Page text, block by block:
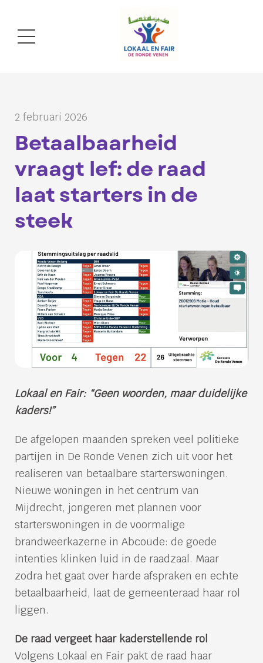
2 februari 2026
Betaalbaarheid
vraagt lef: de raad
laat starters in de
steek
Lokaal en Fair: “Geen woorden, maar duidelijke
kaders!”
De afgelopen maanden spreken veel politieke
partijen in De Ronde Venen zich uit voor het
realiseren van betaalbare starterswoningen.
Nieuwe woningen in het centrum van
Mijdrecht, jongeren met plannen voor
starterswoningen in de voormalige
brandweerkazerne in Abcoude: de goede
intenties klinken luid in de raadzaal. Maar
zodra het gaat over harde afspraken en echte
betaalbaarheid, laat de gemeenteraad haar rol
liggen.
De raad vergeet haar kaderstellende rol
Volgens Lokaal en Fair pakt de raad haar